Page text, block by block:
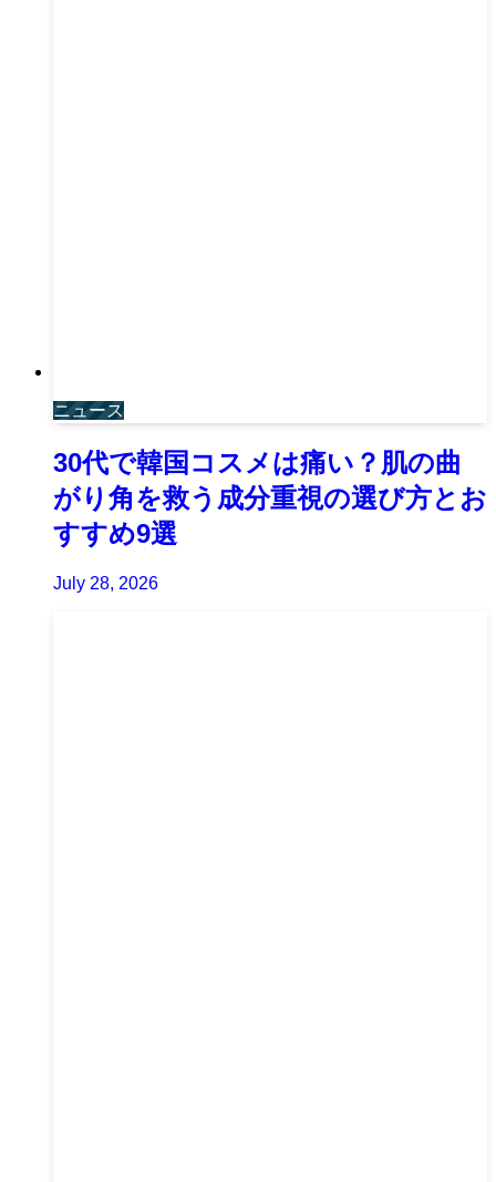
ニュース
30代で韓国コスメは痛い？肌の曲
がり角を救う成分重視の選び方とお
すすめ9選
July 28, 2026